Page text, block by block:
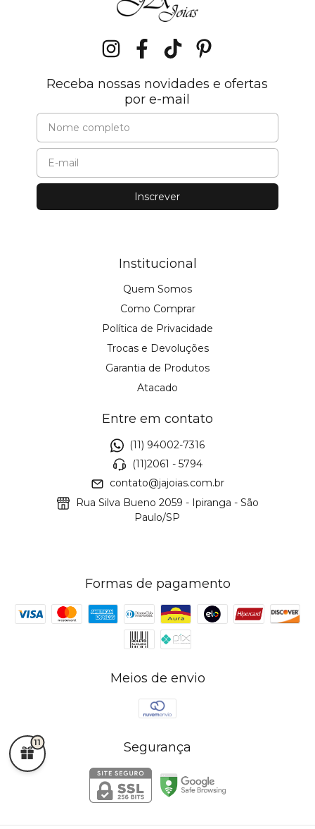
Receba nossas novidades e ofertas
por e-mail
Institucional
Quem Somos
Como Comprar
Política de Privacidade
Trocas e Devoluções
Garantia de Produtos
Atacado
Entre em contato
(11) 94002-7316
(11)2061 - 5794
contato@jajoias.com.br
Rua Silva Bueno 2059 - Ipiranga - São
Paulo/SP
Formas de pagamento
Meios de envio
Segurança
11